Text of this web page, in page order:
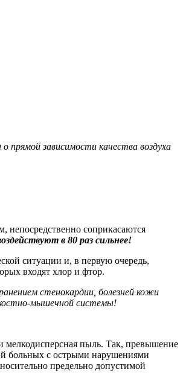
прямой зависимости качества воздуха
непосредственно соприкасаются
в 80 раз сильнее!
ситуации и, в первую очередь,
входят хлор и фтор.
стенокардии, болезней кожи
костно-мышечной системы!
мелкодисперсная пыль. Так, превышение
больных с острыми нарушениями
предельно допустимой